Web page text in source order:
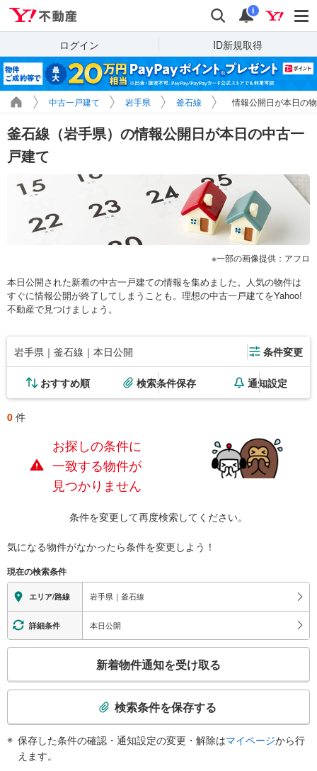
検索 通知
i
ログイン ID新規取得
中古一戸建て 岩手県 釜石線 情報公開日が本日の
釜石線（岩手県）の情報公開日が本日の中古一
戸建て
一部の画像提供：アフロ
本日公開された新着の中古一戸建ての情報を集めました。人気の物件は
すぐに情報公開が終了してしまうことも。理想の中古一戸建てをYahoo!
不動産で見つけましょう。
岩手県｜釜石線｜本日公開 条件変更
おすすめ順 検索条件保存 通知設定
0 件
お探しの条件に
一致する物件が
見つかりません
条件を変更して再度検索してください。
気になる物件がなかったら条件を変更しよう！
現在の検索条件
エリア/路線 岩手県｜釜石線
詳細条件 本日公開
検
新着物件通知を受け取る
検索条件を保存する
保存した条件の確認・通知設定の変更・解除はマイページから行
えます。